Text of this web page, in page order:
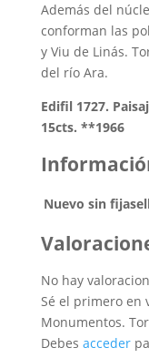
Además del
conforman las
y Viu de Linás.
del río Ara.
Edifil 1727.
15cts. **1966
Nuevo sin
No hay
Sé el primero en
Monumentos.
Debes acceder